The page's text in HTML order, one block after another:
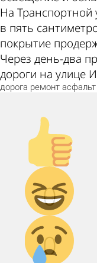
На Транспортной
в пять
покрытие
Через день-два
дороги на улице
дорога ремонт асфальт
Палец
вверх!
0
Дикий
смех!
0
Грусть :(